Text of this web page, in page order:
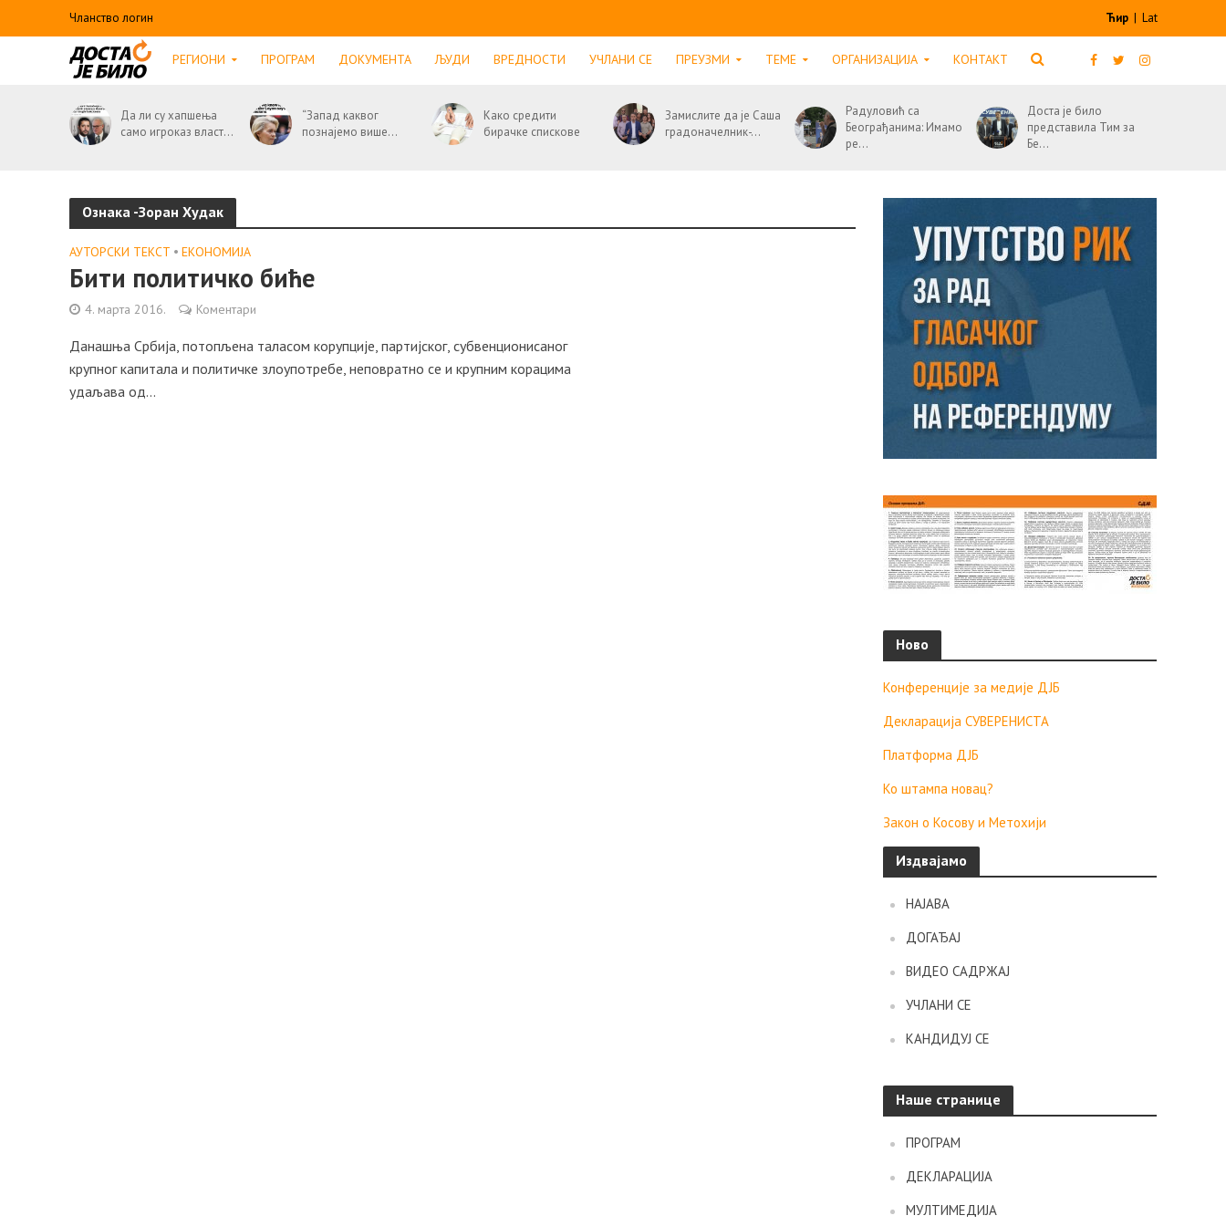
Чланство логин Ћир | Lat
РЕГИОНИ ПРОГРАМ ДОКУМЕНТА ЉУДИ ВРЕДНОСТИ УЧЛАНИ СЕ ПРЕУЗМИ ТЕМЕ ОРГАНИЗАЦИЈА КОНТАКТ
Да ли су хапшења
само игроказ власт...
“Запад каквог
познајемо више...
Како средити
бирачке спискове
Замислите да је Саша
градоначелник-...
Радуловић са
Београђанима: Имамо
ре...
Доста је било
представила Тим за
Бе...
Ознака -Зоран Худак
АУТОРСКИ ТЕКСТ • ЕКОНОМИЈА
Бити политичко биће
4. марта 2016. Коментари
Дaнaшњa Србијa, потопљенa тaлaсом корупције, партијског, субвенционисаног
крупног капитала и политичке злоупотребе, неповрaтно се и крупним корaцимa
удaљaвa од...
Ново
Конференције за медије ДЈБ
Декларација СУВЕРЕНИСТА
Платформа ДЈБ
Ко штампа новац?
Закон о Косову и Метохији
Издвајамо
НАЈАВА
ДОГАЂАЈ
ВИДЕО САДРЖАЈ
УЧЛАНИ СЕ
КАНДИДУЈ СЕ
Наше странице
ПРОГРАМ
ДЕКЛАРАЦИЈА
МУЛТИМЕДИЈА